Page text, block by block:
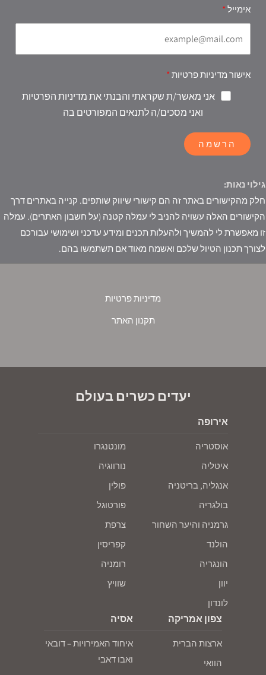
אימייל
אישור מדיניות פרטיות
אני מאשר/ת שקראתי והבנתי את מדיניות הפרטיות
ואני מסכים/ה לתנאים המפורטים בה
הרשמה
גילוי נאות:
חלק מהקישורים באתר זה הם קישורי שיווק שותפים. קנייה באתרים דרך
הקישורים האלה עשויה להניב לי עמלה קטנה (על חשבון האתרים). עמלה
זו מאפשרת לי להמשיך ולהעלות תכנים ומידע עדכני ושימושי עבורכם
לצורך תכנון הטיול שלכם ואשמח מאוד אם תשתמשו בהם.
מדיניות פרטיות
תקנון האתר
יעדים כשרים בעולם
אירופה
אוסטריה
איטליה
אנגליה, בריטניה
בולגריה
גרמניה והיער השחור
הולנד
הונגריה
יוון
לונדון
מונטנגרו
נורווגיה
פולין
פורטוגל
צרפת
קפריסין
רומניה
שוויץ
צפון אמריקה
ארצות הברית
הוואי
אסיה
איחוד האמירויות – דובאי
ואבו דאבי